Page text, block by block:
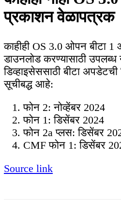
प्रकाशन वेळापत्रक
काहीही OS 3.0 ओपन बीटा 1
डाउनलोड करण्यासाठी उपलब्ध
डिव्हाइसेससाठी बीटा
सूचीबद्ध आहे:
फोन 2: नोव्हेंबर 2024
फोन 1: डिसेंबर 2024
फोन 2a प्लस: डिसेंबर
CMF फोन 1: डिसेंबर
Source link